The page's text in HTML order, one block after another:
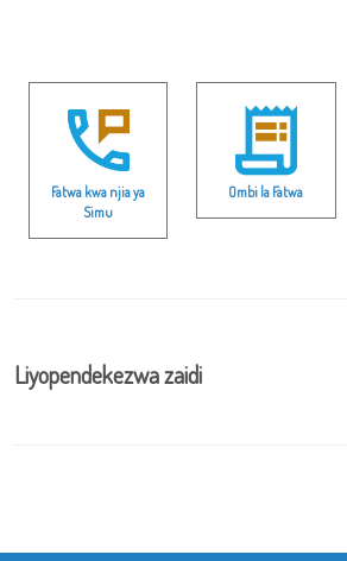
Fatwa kwa njia ya
Simu
Ombi la Fatwa
Liyopendekezwa zaidi